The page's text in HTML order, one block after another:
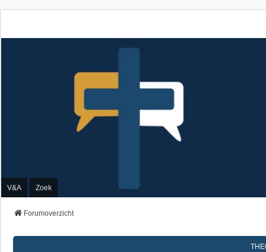
V&A Zoek
Forumoverzicht